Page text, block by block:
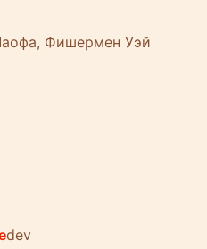
Фишермен Уэй
dev